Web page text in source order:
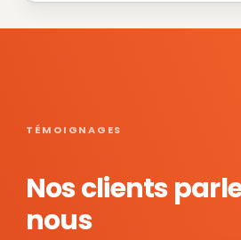
TÉMOIGNAGES
Nos clients
nous